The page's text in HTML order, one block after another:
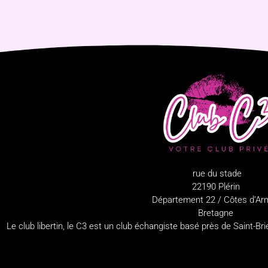
rue du stade
22190 Plérin
Département 22 / Côtes
Bretagne
Le club libertin, le C3 est un club échangiste basé près de Saint-